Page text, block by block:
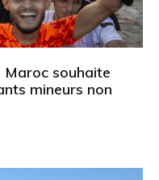
souhaite
mineurs non